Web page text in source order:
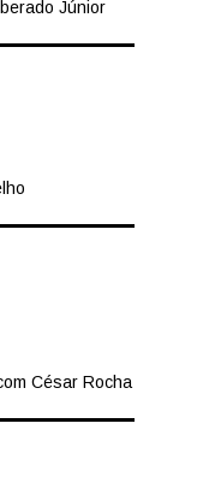
Júnior
César Rocha